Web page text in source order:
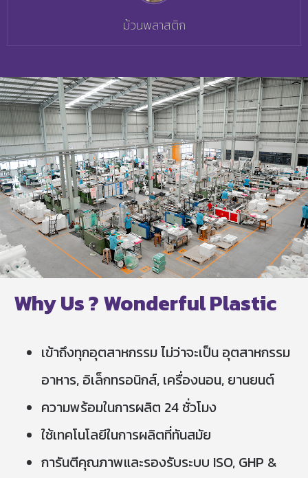
ม้วนพลาสติก
Why Us ? Wonderful Plastic
เข้าถึงทุกอุตสาหกรรม ไม่ว่าจะเป็น อุตสาหกรรม
อาหาร, อิเล็กทรอนิกส์, เครื่องนอน, ยานยนต์
ความพร้อมในการผลิต 24 ชั่วโมง
ใช้เทคโนโลยีในการผลิตที่ทันสมัย
การันตีคุณภาพและรองรับระบบ ISO, GHP &